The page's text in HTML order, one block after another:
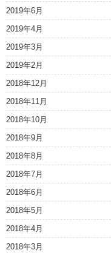
2019年6月
2019年4月
2019年3月
2019年2月
2018年12月
2018年11月
2018年10月
2018年9月
2018年8月
2018年7月
2018年6月
2018年5月
2018年4月
2018年3月